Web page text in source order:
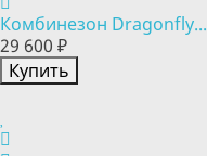
Комбинезон Dragonfly...
29 600 ₽
Купить